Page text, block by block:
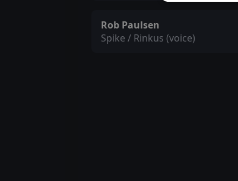
Rob Paulsen
Spike / Rinkus (voice)